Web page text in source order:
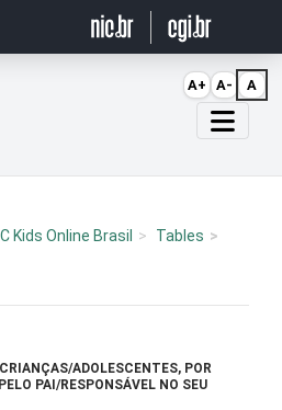
Kids Online Brasil Tables
ADOLESCENTES, POR
PAI/RESPONSÁVEL NO SEU
A+ A- A